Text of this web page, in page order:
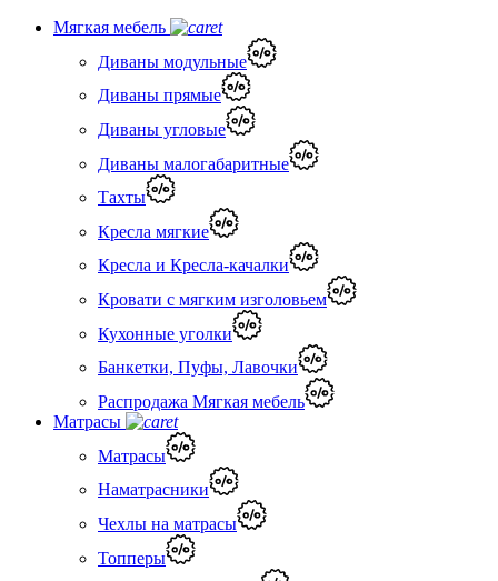
Мягкая мебель
Диваны модульные
Диваны прямые
Диваны угловые
Диваны малогабаритные
Тахты
Кресла мягкие
Кресла и Кресла-качалки
Кровати с мягким изголовьем
Кухонные уголки
Банкетки, Пуфы, Лавочки
Распродажа Мягкая мебель
Матрасы
Матрасы
Наматрасники
Чехлы на матрасы
Топперы